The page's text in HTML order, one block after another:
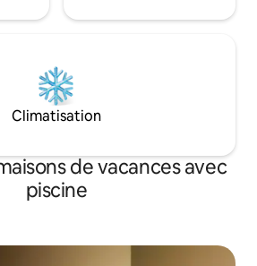
Climatisation
de vacances avec
piscine